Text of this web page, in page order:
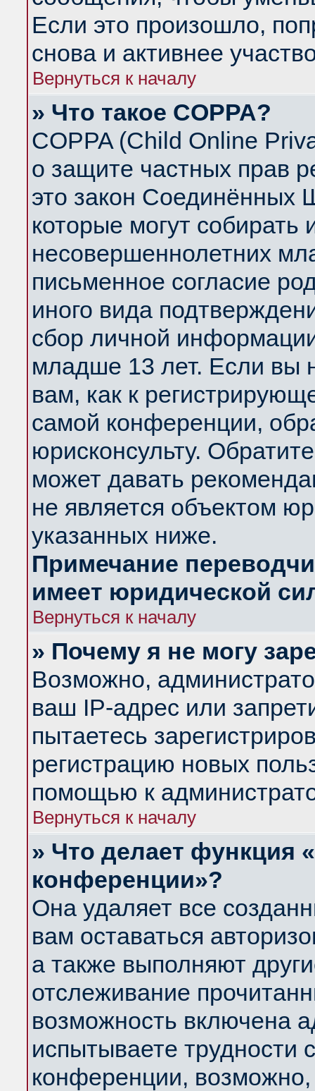
Если это произошло,
снова и активнее
Вернуться к началу
» Что такое COPPA?
COPPA (Child Online
о защите частных прав
это закон Соединённых
которые могут
несовершеннолетних
письменное согласие
иного вида
сбор личной
младше 13 лет. Если вы
вам, как к
самой конференции,
юрисконсульту.
может давать
не является объектом
указанных ниже.
Примечание
имеет юридической
Вернуться к началу
» Почему я не могу
Возможно,
ваш IP-адрес или
пытаетесь
регистрацию новых
помощью к
Вернуться к началу
» Что делает функция
конференции»?
Она удаляет все
вам оставаться
а также выполняют
отслеживание
возможность включена
испытываете трудности
конференции,